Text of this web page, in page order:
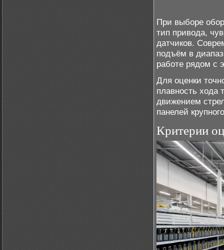
При выборе
тип привода,
датчиков.
подъём в
работе рядом с
Для оценки
плавность хода
движением
панелей
Критерии